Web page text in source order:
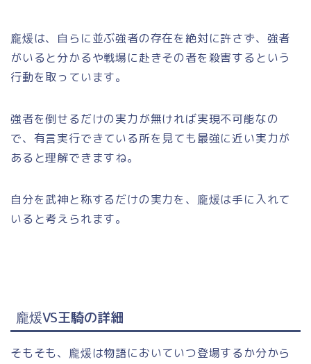
龐煖は、自らに並ぶ強者の存在を絶対に許さず、強者
がいると分かるや戦場に赴きその者を殺害するという
行動を取っています。
強者を倒せるだけの実力が無ければ実現不可能なの
で、有言実行できている所を見ても最強に近い実力が
あると理解できますね。
自分を武神と称するだけの実力を、龐煖は手に入れて
いると考えられます。
龐煖VS王騎の詳細
そもそも、龐煖は物語においていつ登場するか分から